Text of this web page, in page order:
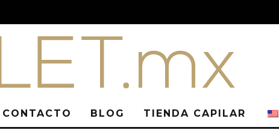
CONTACTO BLOG TIENDA CAPILAR